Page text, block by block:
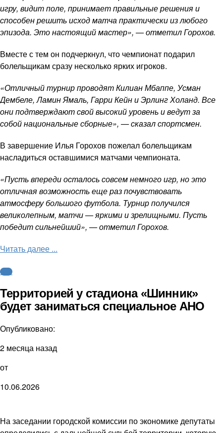
игру, видит поле, принимает правильные решения и
способен решить исход матча практически из любого
эпизода. Это настоящий мастер», — отметил Горохов.
Вместе с тем он подчеркнул, что чемпионат подарил
болельщикам сразу несколько ярких игроков.
«Отличный турнир проводят Килиан Мбаппе, Усман
Дембеле, Ламин Ямаль, Гарри Кейн и Эрлинг Холанд. Все
они подтверждают свой высокий уровень и ведут за
собой национальные сборные», — сказал спортсмен.
В завершение Илья Горохов пожелал болельщикам
насладиться оставшимися матчами чемпионата.
«Пусть впереди осталось совсем немного игр, но это
отличная возможность еще раз почувствовать
атмосферу большого футбола. Турнир получился
великолепным, матчи — яркими и зрелищными. Пусть
победит сильнейший», — отметил Горохов.
Читать далее ...
ФНЛ
Территорией у стадиона «Шинник»
будет заниматься специальное АНО
Опубликовано:
2 месяца назад
от
10.06.2026
На заседании городской комиссии по экономике депутаты